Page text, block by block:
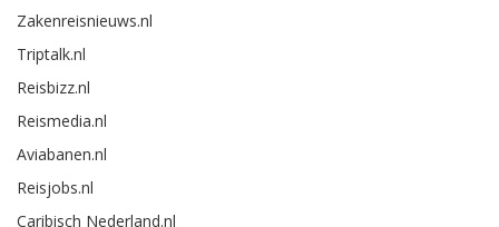
Zakenreisnieuws.nl
Triptalk.nl
Reisbizz.nl
Reismedia.nl
Aviabanen.nl
Reisjobs.nl
Caribisch Nederland.nl